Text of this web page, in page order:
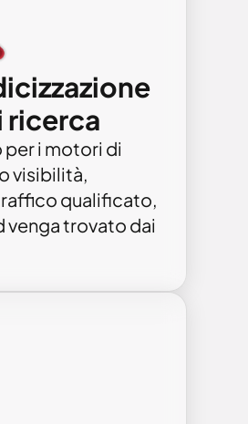
ricerca
i motori di
visibilità,
qualificato,
venga trovato dai